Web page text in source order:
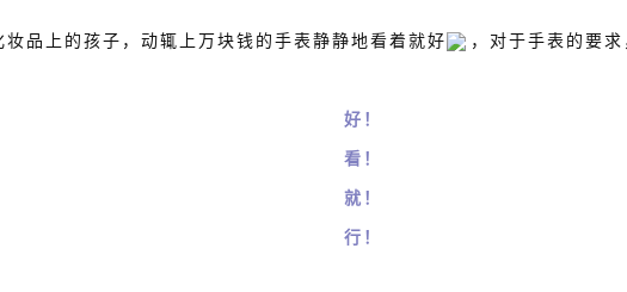
品上的孩子，动辄上万块钱的手表静静地看着就好 ，对于手表的要求
好！
看！
就！
行！